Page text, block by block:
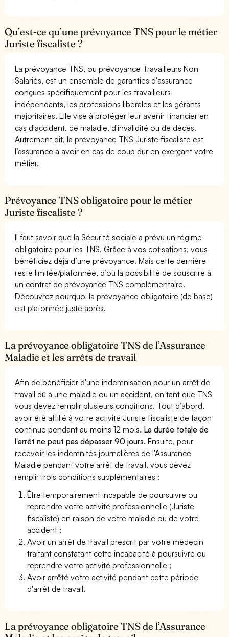
Qu’est-ce qu’une prévoyance TNS pour le métier
Juriste fiscaliste ?
La prévoyance TNS, ou prévoyance Travailleurs Non
Salariés, est un ensemble de garanties d'assurance
conçues spécifiquement pour les travailleurs
indépendants, les professions libérales et les gérants
majoritaires. Elle vise à protéger leur avenir financier en
cas d'accident, de maladie, d'invalidité ou de décès.
Autrement dit, la prévoyance TNS Juriste fiscaliste est
l’assurance à avoir en cas de coup dur en exerçant votre
métier.
Prévoyance TNS obligatoire pour le métier
Juriste fiscaliste ?
Il faut savoir que la Sécurité sociale a prévu un régime
obligatoire pour les TNS. Grâce à vos cotisations, vous
bénéficiez déjà d’une prévoyance. Mais cette dernière
reste limitée/plafonnée, d’où la possibilité de souscrire à
un contrat de prévoyance TNS complémentaire.
Découvrez pourquoi la prévoyance obligatoire (de base)
est plafonnée juste après.
La prévoyance obligatoire TNS de l’Assurance
Maladie et les arrêts de travail
Afin de bénéficier d'une indemnisation pour un arrêt de
travail dû à une maladie ou un accident, en tant que TNS
vous devez remplir plusieurs conditions. Tout d’abord,
avoir été affilié à votre activité Juriste fiscaliste de façon
continue pendant au moins 12 mois. La durée totale de
l'arrêt ne peut pas dépasser 90 jours. Ensuite, pour
recevoir les indemnités journalières de l'Assurance
Maladie pendant votre arrêt de travail, vous devez
remplir trois conditions supplémentaires :
Être temporairement incapable de poursuivre ou
reprendre votre activité professionnelle (Juriste
fiscaliste) en raison de votre maladie ou de votre
accident ;
Avoir un arrêt de travail prescrit par votre médecin
traitant constatant cette incapacité à poursuivre ou
reprendre votre activité professionnelle ;
Avoir arrêté votre activité pendant cette période
d'arrêt de travail.
La prévoyance obligatoire TNS de l’Assurance